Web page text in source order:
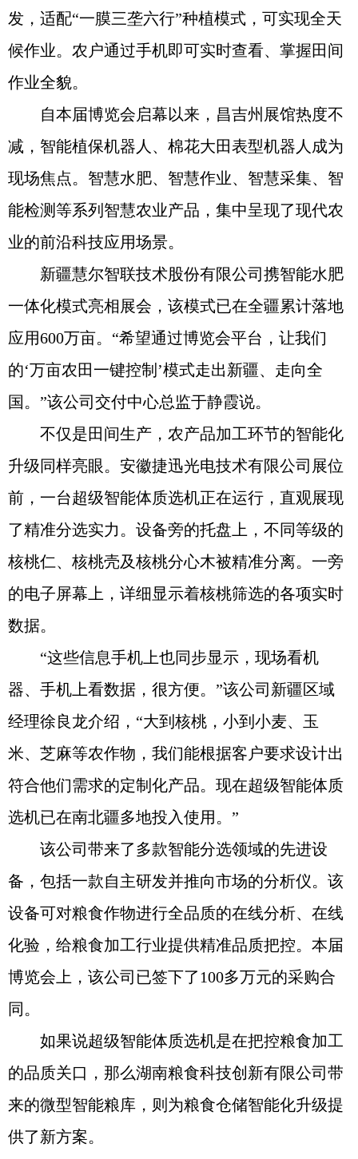
发，适配“一膜三垄六行”种植模式，可实现全天
候作业。农户通过手机即可实时查看、掌握田间
作业全貌。
自本届博览会启幕以来，昌吉州展馆热度不
减，智能植保机器人、棉花大田表型机器人成为
现场焦点。智慧水肥、智慧作业、智慧采集、智
能检测等系列智慧农业产品，集中呈现了现代农
业的前沿科技应用场景。
新疆慧尔智联技术股份有限公司携智能水肥
一体化模式亮相展会，该模式已在全疆累计落地
应用600万亩。“希望通过博览会平台，让我们
的‘万亩农田一键控制’模式走出新疆、走向全
国。”该公司交付中心总监于静霞说。
不仅是田间生产，农产品加工环节的智能化
升级同样亮眼。安徽捷迅光电技术有限公司展位
前，一台超级智能体质选机正在运行，直观展现
了精准分选实力。设备旁的托盘上，不同等级的
核桃仁、核桃壳及核桃分心木被精准分离。一旁
的电子屏幕上，详细显示着核桃筛选的各项实时
数据。
“这些信息手机上也同步显示，现场看机
器、手机上看数据，很方便。”该公司新疆区域
经理徐良龙介绍，“大到核桃，小到小麦、玉
米、芝麻等农作物，我们能根据客户要求设计出
符合他们需求的定制化产品。现在超级智能体质
选机已在南北疆多地投入使用。”
该公司带来了多款智能分选领域的先进设
备，包括一款自主研发并推向市场的分析仪。该
设备可对粮食作物进行全品质的在线分析、在线
化验，给粮食加工行业提供精准品质把控。本届
博览会上，该公司已签下了100多万元的采购合
同。
如果说超级智能体质选机是在把控粮食加工
的品质关口，那么湖南粮食科技创新有限公司带
来的微型智能粮库，则为粮食仓储智能化升级提
供了新方案。